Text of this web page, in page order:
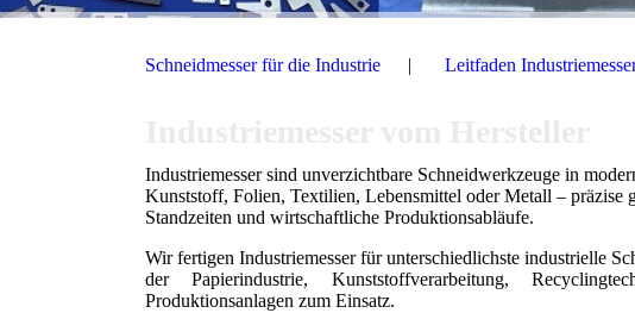
Schneidmesser für die Industrie Leitfaden
Industriemesser sind unverzichtbare Schneidwerkzeuge in
Kunststoff, Folien, Textilien, Lebensmittel oder Metall – präzise
Standzeiten und wirtschaftliche Produktionsabläufe.
Wir fertigen Industriemesser für unterschiedlichste industrielle
der Papierindustrie, Kunststoffverarbeitung,
Produktionsanlagen zum Einsatz.